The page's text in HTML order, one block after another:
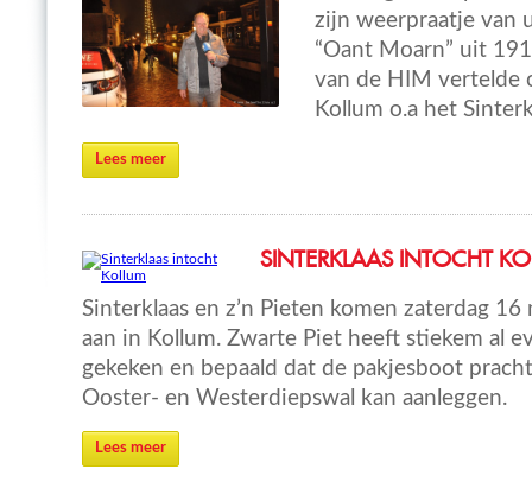
zijn weerpraatje van
“Oant Moarn” uit
van de HIM vertelde
Kollum o.a het
Lees meer
SINTERKLAAS INTOCHT
Sinterklaas en z’n Pieten komen zaterdag
aan in Kollum. Zwarte Piet heeft stiekem al
gekeken en bepaald dat de pakjesboot
Ooster- en Westerdiepswal kan aanleggen.
Lees meer